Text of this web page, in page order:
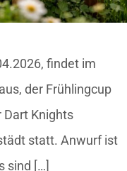
findet im
der Frühlingcup
Dart Knights
statt. Anwurf ist
sind […]